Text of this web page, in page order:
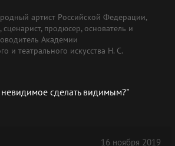
артист Российской Федерации,
сценарист, продюсер, основатель и
Академии
и театрального искусства Н. С.
сделать видимым?"
16 ноября 2019